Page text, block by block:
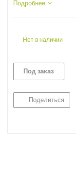
Подробнее
Нет в наличии
Под заказ
Поделиться